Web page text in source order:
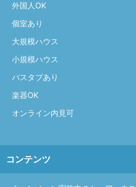
外国人OK
個室あり
大規模ハウス
小規模ハウス
バスタブあり
楽器OK
オンライン内見可
コンテンツ